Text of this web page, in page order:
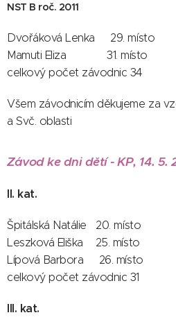
NST B roč. 2011
Dvořáková Lenka 29. místo
Mamuti Eliza 31. místo
celkový počet závodnic 34
Všem závodnicím děkujeme za
a Svč. oblasti
Závod ke dni dětí - KP, 14. 5.
II. kat.
Špitálská Natálie 20. místo
Leszková Eliška 25. místo
Lípová Barbora 26. místo
celkový počet závodnic 31
III. kat.